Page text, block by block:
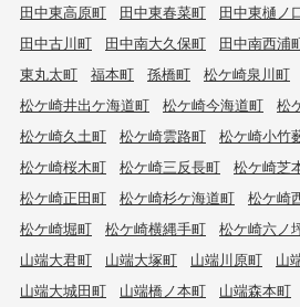
田中東高原町
田中東春菜町 田中東樋ノ
田中古川町
田中南大久保町 田中南西浦
東丸太町
福本町 孫橋町 松ケ崎泉川町
松ケ崎井出ケ海道町
松ケ崎今海道町 松
松ケ崎久土町
松ケ崎雲路町 松ケ崎小竹
松ケ崎桜木町
松ケ崎三反長町 松ケ崎芝
松ケ崎正田町
松ケ崎杉ケ海道町 松ケ崎
松ケ崎堀町
松ケ崎横縄手町 松ケ崎六ノ
山端大君町
山端大塚町 山端川原町 山
山端大城田町
山端橋ノ本町 山端森本町